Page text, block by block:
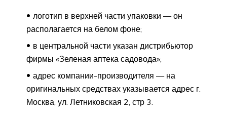
логотип в верхней части упаковки — он
располагается на белом фоне;
в центральной части указан дистрибьютор
фирмы «Зеленая аптека садовода»;
адрес компании-производителя — на
оригинальных средствах указывается адрес г.
Москва, ул. Летниковская 2, стр 3.